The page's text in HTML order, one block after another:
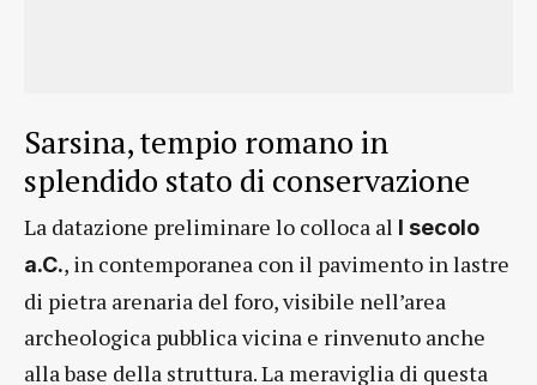
Sarsina, tempio romano in
splendido stato di conservazione
La datazione preliminare lo colloca al I secolo
a.C., in contemporanea con il pavimento in lastre
di pietra arenaria del foro, visibile nell’area
archeologica pubblica vicina e rinvenuto anche
alla base della struttura. La meraviglia di questa